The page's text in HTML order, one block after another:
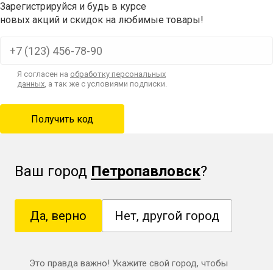
Зарегистрируйся и будь в курсе
новых акций и скидок на любимые товары!
Я согласен на обработку персональных
данных, а так же с условиями подписки.
Ваш город Петропавловск?
Да, верно Нет, другой город
Это правда важно! Укажите свой город, чтобы